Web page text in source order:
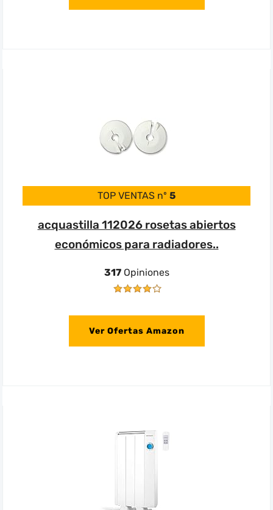
TOP VENTAS nº 5
acquastilla 112026 rosetas abiertos
económicos para radiadores..
317Opiniones
Ver Ofertas Amazon